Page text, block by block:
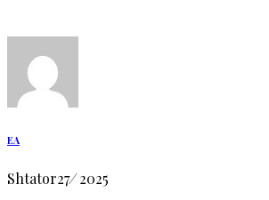
EA
Shtator27/2025